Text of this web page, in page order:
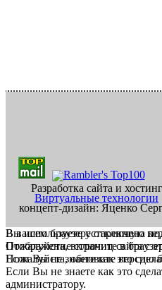
Разработка сайта и хостинг
Виртуальные технологии
концепт-дизайн: Яценко
В вашем браузере отключена
Пожалуйста, включите в
Если Вы не знаете как это
Вы используете устаревшую
Отображение страниц сайта с
Пожалуйста, обновите версию
Если Вы не знаете как это
администратору.